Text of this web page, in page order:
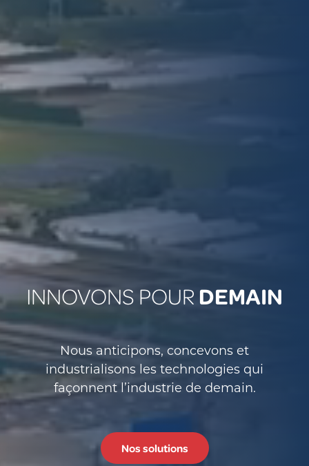
INNOVONS POUR DEMAIN
Nous anticipons, concevons et
industrialisons les technologies qui
façonnent l’industrie de demain.
Nos solutions